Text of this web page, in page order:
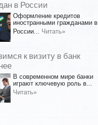
в России
Оформление кредитов
иностранными гражданами в
России... Читать»
к визиту в банк
В современном мире банки
играют ключевую роль в...
Читать»